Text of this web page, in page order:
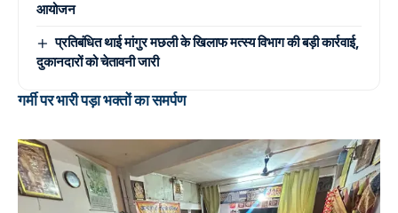
आयोजन
प्रतिबंधित थाई मांगुर मछली के खिलाफ मत्स्य विभाग की बड़ी कार्रवाई,
दुकानदारों को चेतावनी जारी
गर्मी पर भारी पड़ा भक्तों का समर्पण